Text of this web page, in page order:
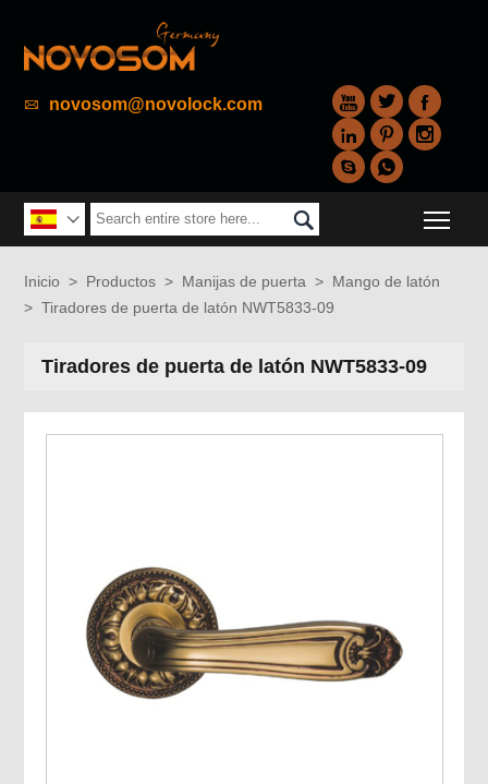
 novosom@novolock.com  






 
Inicio > Productos > Manijas de puerta > Mango de latón
> Tiradores de puerta de latón NWT5833-09
Tiradores de puerta de latón NWT5833-09